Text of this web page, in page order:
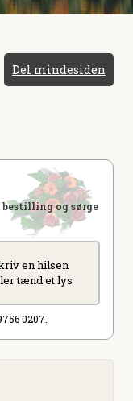
Del mindesiden
og sørge
en hilsen
tænd et lys
0207.